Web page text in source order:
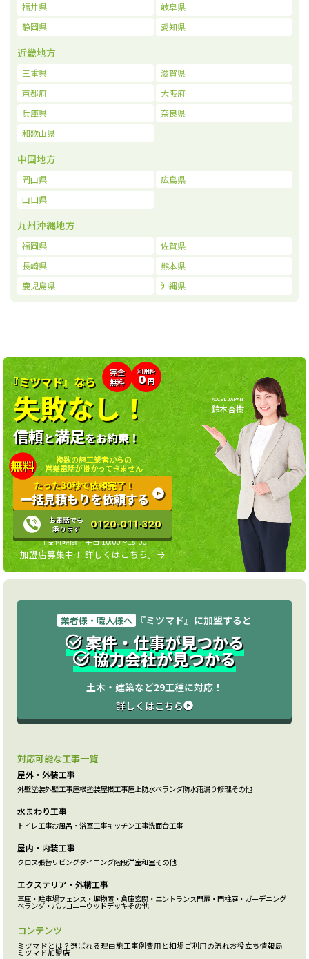
福井県
岐阜県
静岡県
愛知県
近畿地方
三重県
滋賀県
京都府
大阪府
兵庫県
奈良県
和歌山県
中国地方
岡山県
広島県
山口県
九州沖縄地方
福岡県
佐賀県
長崎県
熊本県
鹿児島県
沖縄県
完全
無料
利用料
0円
『ミツマド』なら
失敗なし！
信頼と満足をお約束！
無料
複数の施工業者からの
営業電話が掛かってきません
たった30秒で依頼完了！
一括見積もりを依頼する
お電話でも
承ります
0120-011-320
［受付時間］平日 10:00〜18:00
加盟店募集中！ 詳しくはこちら。
ACCEL JAPAN
鈴木杏樹
業者様・職人様へ 『ミツマド』に加盟すると
案件・仕事が見つかる
協力会社が見つかる
土木・建築など29工種に対応！
詳しくはこちら
対応可能な工事一覧
屋外・外装工事
外壁塗装外壁工事屋根塗装屋根工事屋上防水ベランダ防水雨漏り修理その他
水まわり工事
トイレ工事お風呂・浴室工事キッチン工事洗面台工事
屋内・内装工事
クロス張替リビングダイニング階段洋室和室その他
エクステリア・外構工事
車庫・駐車場フェンス・塀物置・倉庫玄関・エントランス門扉・門柱庭・ガーデニング
ベランダ・バルコニーウッドデッキその他
コンテンツ
ミツマドとは？ 選ばれる理由施工事例費用と相場 ご利用の流れお役立ち情報局
ミツマド加盟店